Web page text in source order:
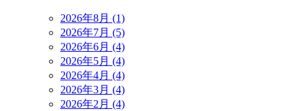
2026年8月 (1)
2026年7月 (5)
2026年6月 (4)
2026年5月 (4)
2026年4月 (4)
2026年3月 (4)
2026年2月 (4)